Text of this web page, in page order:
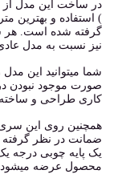
) استفاده و بهترین
گرفته شده است. هر
نیز نسبت به مدل
شما میتوانید این
صورت موجود نبودن
کاری طراحی و
همچنین روی این سری
ضمانت در نظر گرفته
یک پایه چوبی درجه
محصول عرضه